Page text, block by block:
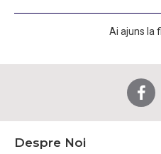
Ai ajuns la
Despre Noi